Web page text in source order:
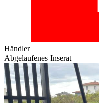
Händler
Abgelaufenes Inserat